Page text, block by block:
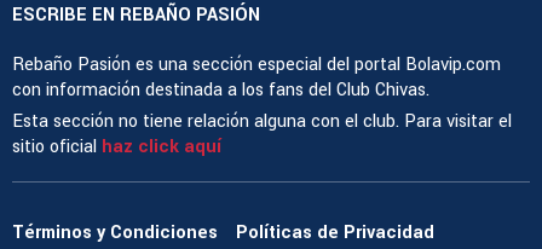
ESCRIBE EN REBAÑO PASIÓN
Rebaño Pasión es una sección especial del portal Bolavip.com
con información destinada a los fans del Club Chivas.
Esta sección no tiene relación alguna con el club. Para visitar el
sitio oficial haz click aquí
Términos y Condiciones
Políticas de Privacidad